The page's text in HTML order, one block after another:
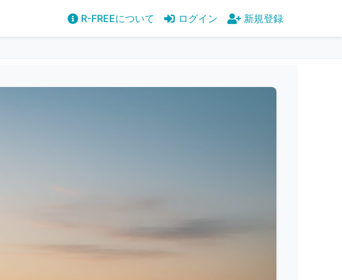
R-FREEについて ログイン 新規登録